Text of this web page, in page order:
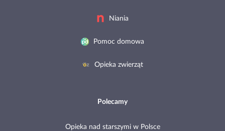
Niania
Pomoc domowa
Opieka zwierząt
Polecamy
Opieka nad starszymi w Polsce